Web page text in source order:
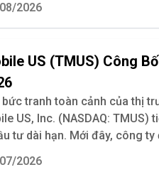
2026
US (TMUS) Công
tranh toàn cảnh của thị
US, Inc. (NASDAQ:
tư dài hạn. Mới đây, công
2026